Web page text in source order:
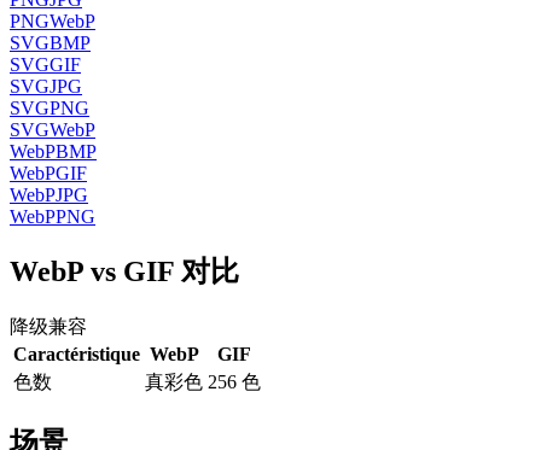
PNGWebP
SVGBMP
SVGGIF
SVGJPG
SVGPNG
SVGWebP
WebPBMP
WebPGIF
WebPJPG
WebPPNG
WebP vs GIF 对比
降级兼容
Caractéristique WebP
GIF
色数
真彩色 256 色
场景